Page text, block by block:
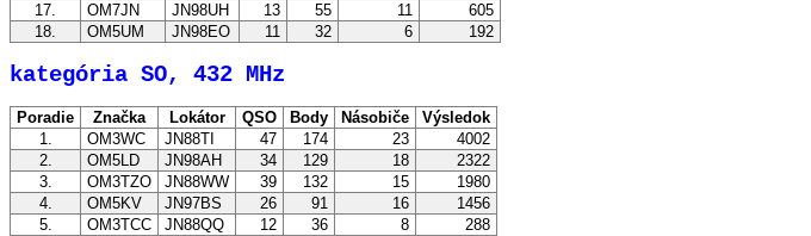
17.
OM7JN JN98UH 13 55 11
605
18.
OM5UM JN98EO 11 32 6 192
kategória SO, 432 MHz
Poradie Značka Lokátor QSO Body Násobiče
Výsledok
1.
OM3WC JN88TI 47 174 23
4002
2.
OM5LD JN98AH 34 129 18
2322
3.
OM3TZO JN88WW 39 132 15
1980
4.
OM5KV JN97BS 26 91 16
1456
5.
OM3TCC JN88QQ 12 36 8
288